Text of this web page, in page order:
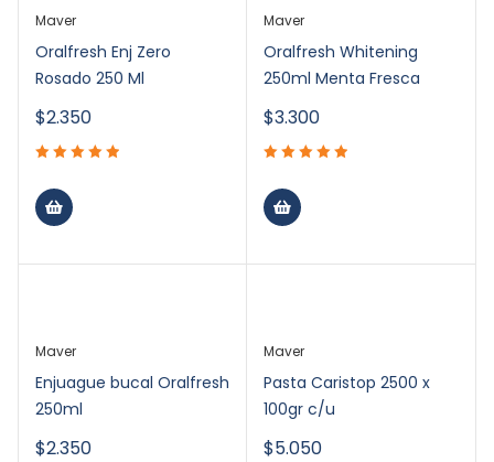
Maver
Oralfresh Enj Zero
Rosado 250 Ml
$2.350
Maver
Oralfresh Whitening
250ml Menta Fresca
$3.300
Maver
Enjuague bucal Oralfresh
250ml
$2.350
Maver
Pasta Caristop 2500 x
100gr c/u
$5.050